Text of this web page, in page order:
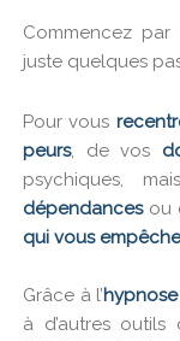
Commencez
juste quelques
Pour vous
peurs, de vos
psychiques,
dépendancesou
qui vous
Grâce à l’hypnose
à d’autres